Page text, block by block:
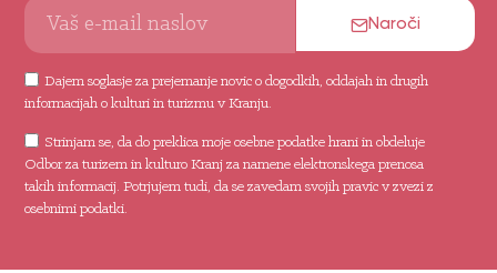
Dajem soglasje za prejemanje novic o dogodkih, oddajah in drugih
informacijah o kulturi in turizmu v Kranju.
Strinjam se, da do preklica moje osebne podatke hrani in obdeluje
Odbor za turizem in kulturo Kranj za namene elektronskega prenosa
takih informacij. Potrjujem tudi, da se zavedam svojih pravic v zvezi z
osebnimi podatki.
Naroči